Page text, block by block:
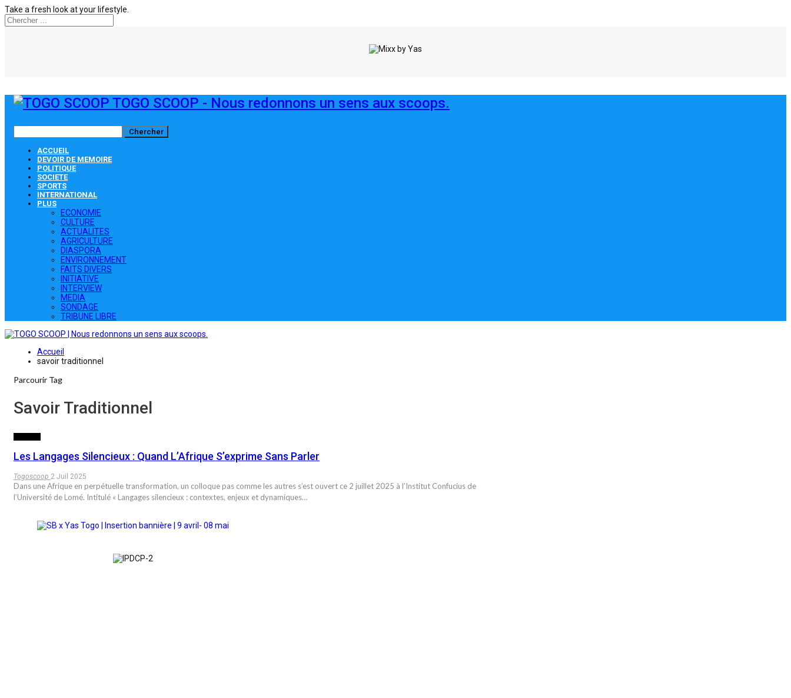
Take a fresh look at your lifestyle.
TOGO SCOOP - Nous redonnons un sens aux scoops.
ACCUEIL
DEVOIR DE MEMOIRE
POLITIQUE
SOCIETE
SPORTS
INTERNATIONAL
PLUS
ECONOMIE
CULTURE
ACTUALITES
AGRICULTURE
DIASPORA
ENVIRONNEMENT
FAITS DIVERS
INITIATIVE
INTERVIEW
MEDIA
SONDAGE
TRIBUNE LIBRE
Accueil
savoir traditionnel
Parcourir Tag
Savoir Traditionnel
Les Langages Silencieux : Quand L’Afrique S’exprime Sans Parler
Togoscoop 2 Juil 2025
Dans une Afrique en perpétuelle transformation, un colloque pas comme les autres s’est ouvert ce 2 juillet 2025 à l’Institut Confucius de
l’Université de Lomé. Intitulé « Langages silencieux : contextes, enjeux et dynamiques…